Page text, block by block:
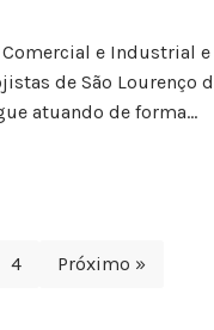
Comercial e Industrial e
de São Lourenço
atuando de forma…
4 Próximo »